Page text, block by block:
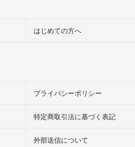
はじめての方へ
プライバシーポリシー
特定商取引法に基づく表記
外部送信について